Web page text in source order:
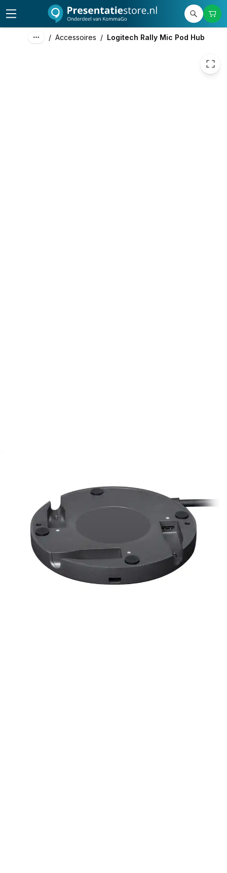
/ Accessoires / Logitech Rally Mic Pod Hub
239,00 excl. btw
289,19 incl. btw